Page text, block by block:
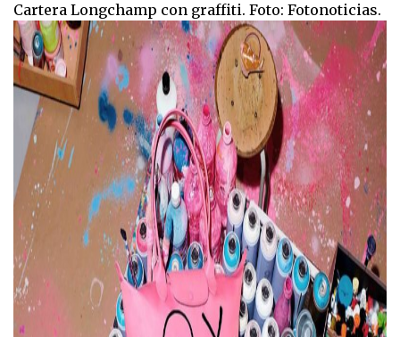
Cartera Longchamp con graffiti. Foto: Fotonoticias.